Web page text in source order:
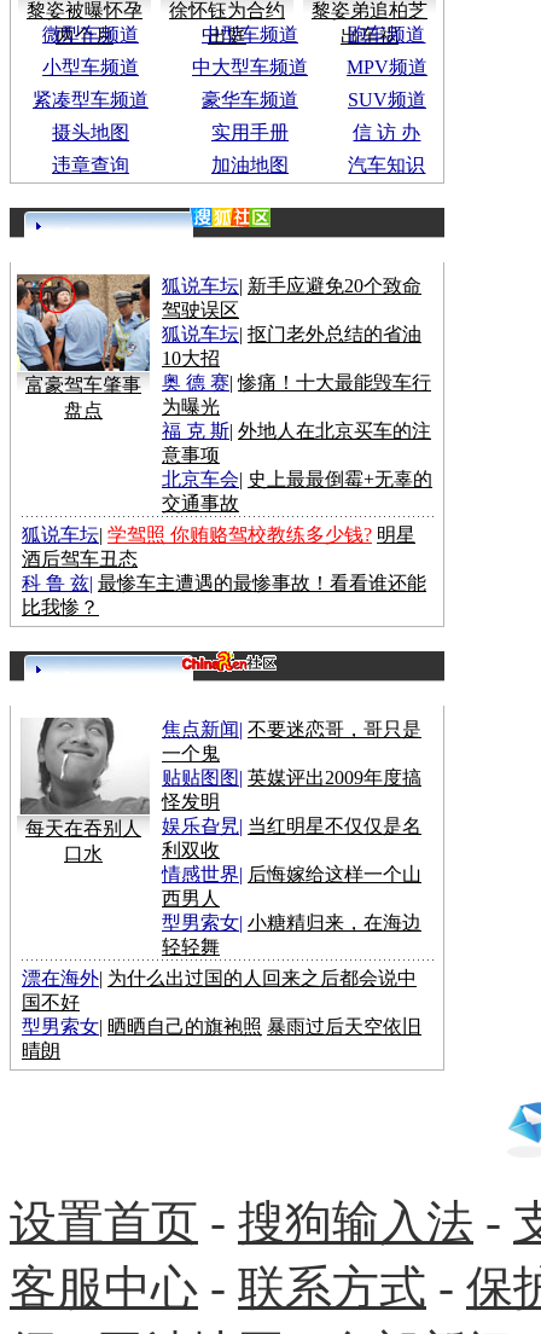
黎姿被曝怀孕
两个月
徐怀钰为合约
出庭
黎姿弟追柏芝
出车祸
微型车频道 中型车频道
跑车频道
小型车频道
中大型车频道
MPV频道
紧凑型车频道
豪华车频道
SUV频道
摄头地图
实用手册
信 访 办
违章查询
加油地图 汽车知识
富豪驾车肇事
盘点
狐说车坛| 新手应避免20个致命
驾驶误区
狐说车坛| 抠门老外总结的省油
10大招
奥 德 赛|惨痛！十大最能毁车行
为曝光
福 克 斯| 外地人在北京买车的注
意事项
北京车会| 史上最最倒霉+无辜的
交通事故
狐说车坛| 学驾照 你贿赂驾校教练多少钱? 明星
酒后驾车丑态
科 鲁 兹| 最惨车主遭遇的最惨事故！看看谁还能
比我惨？
每天在吞别人
口水
焦点新闻| 不要迷恋哥，哥只是
一个鬼
贴贴图图| 英媒评出2009年度搞
怪发明
娱乐旮旯 | 当红明星不仅仅是名
利双收
情感世界| 后悔嫁给这样一个山
西男人
型男索女| 小糖精归来，在海边
轻轻舞
漂在海外| 为什么出过国的人回来之后都会说中
国不好
型男索女| 晒晒自己的旗袍照 暴雨过后天空依旧
晴朗
设置首页 - 搜狗输入法 -
客服中心 - 联系方式 - 保